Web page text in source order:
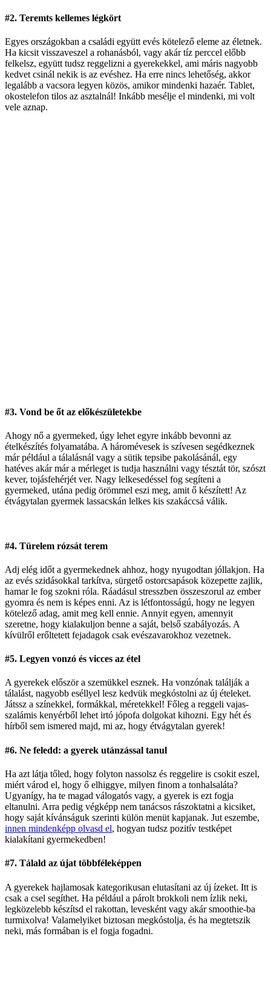
#2. Teremts kellemes légkört
Egyes országokban a családi együtt evés kötelező eleme az életnek.
Ha kicsit visszaveszel a rohanásból, vagy akár tíz perccel előbb
felkelsz, együtt tudsz reggelizni a gyerekekkel, ami máris nagyobb
kedvet csinál nekik is az evéshez. Ha erre nincs lehetőség, akkor
legalább a vacsora legyen közös, amikor mindenki hazaér. Tablet,
okostelefon tilos az asztalnál! Inkább mesélje el mindenki, mi volt
vele aznap.
#3. Vond be őt az előkészületekbe
Ahogy nő a gyermeked, úgy lehet egyre inkább bevonni az
ételkészítés folyamatába. A háromévesek is szívesen segédkeznek
már például a tálalásnál vagy a sütik tepsibe pakolásánál, egy
hatéves akár már a mérleget is tudja használni vagy tésztát tör, szószt
kever, tojásfehérjét ver. Nagy lelkesedéssel fog segíteni a
gyermeked, utána pedig örömmel eszi meg, amit ő készített! Az
étvágytalan gyermek lassacskán lelkes kis szakáccsá válik.
#4. Türelem rózsát terem
Adj elég időt a gyermekednek ahhoz, hogy nyugodtan jóllakjon. Ha
az evés szidásokkal tarkítva, sürgető ostorcsapások közepette zajlik,
hamar le fog szokni róla. Ráadásul stresszben összeszorul az ember
gyomra és nem is képes enni. Az is létfontosságú, hogy ne legyen
kötelező adag, amit meg kell ennie. Annyit egyen, amennyit
szeretne, hogy kialakuljon benne a saját, belső szabályozás. A
kívülről erőltetett fejadagok csak evészavarokhoz vezetnek.
#5. Legyen vonzó és vicces az étel
A gyerekek először a szemükkel esznek. Ha vonzónak találják a
tálalást, nagyobb eséllyel lesz kedvük megkóstolni az új ételeket.
Játssz a színekkel, formákkal, méretekkel! Főleg a reggeli vajas-
szalámis kenyérből lehet irtó jópofa dolgokat kihozni. Egy hét és
hírből sem ismered majd, mi az, hogy étvágytalan gyerek!
#6. Ne feledd: a gyerek utánzással tanul
Ha azt látja tőled, hogy folyton nassolsz és reggelire is csokit eszel,
miért várod el, hogy ő elhiggye, milyen finom a tonhalsaláta?
Ugyanígy, ha te magad válogatós vagy, a gyerek is ezt fogja
eltanulni. Arra pedig végképp nem tanácsos rászoktatni a kicsiket,
hogy saját kívánságuk szerinti külön menüt kapjanak. Jut eszembe,
innen mindenképp olvasd el, hogyan tudsz pozitív testképet
kialakítani gyermekedben!
#7. Tálald az újat többféleképpen
A gyerekek hajlamosak kategorikusan elutasítani az új ízeket. Itt is
csak a csel segíthet. Ha például a párolt brokkoli nem ízlik neki,
legközelebb készítsd el rakottan, levesként vagy akár smoothie-ba
turmixolva! Valamelyiket biztosan megkóstolja, és ha megtetszik
neki, más formában is el fogja fogadni.